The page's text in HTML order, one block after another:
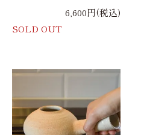
6,600円(税込)
SOLD OUT